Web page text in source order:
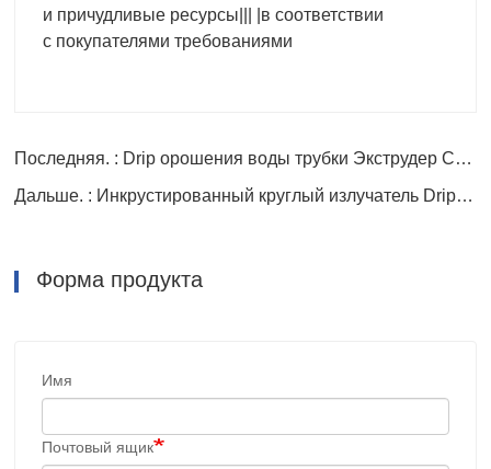
и причудливые ресурсы||| |в соответствии
с покупателями требованиями
Последняя. : Drip орошения воды трубки Экструдер Создание линии
Дальше. : Инкрустированный круглый излучатель Drip орошения трубы Создание линии
Форма продукта
Имя
Почтовый ящик